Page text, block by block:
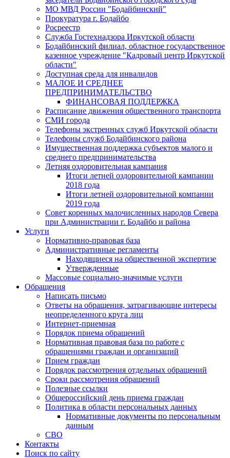
МО МВД России "Бодайбинский"
Прокуратура г. Бодайбо
Росреестр
Служба Гостехнадзора Иркутской области
Бодайбинский филиал, областное государственное
казенное учреждение "Кадровый центр Иркутской
области"
Доступная среда для инвалидов
МАЛОЕ И СРЕДНЕЕ
ПРЕДПРИНИМАТЕЛЬСТВО
ФИНАНСОВАЯ ПОДДЕРЖКА
Расписание движения общественного транспорта
СМИ города
Телефоны экстренных служб Иркутской области
Телефоны служб Бодайбинского района
Имущественная поддержка субъектов малого и
среднего предпринимательства
Летняя оздоровительная кампания
Итоги летней оздоровительной кампании
2018 года
Итоги летней оздоровительной компании
2019 года
Совет коренных малочисленных народов Севера
при Администрации г. Бодайбо и района
Услуги
Нормативно-правовая база
Административные регламенты
Находящиеся на общественной экспертизе
Утвержденные
Массовые социально-значимые услуги
Обращения
Написать письмо
Ответы на обращения, затрагивающие интересы
неопределенного круга лиц
Интернет-приемная
Порядок приема обращений
Нормативная правовая база по работе с
обращениями граждан и организаций
Прием граждан
Порядок рассмотрения отдельных обращений
Сроки рассмотрения обращений
Полезные ссылки
Общероссийский день приема граждан
Политика в области персональных данных
Нормативные документы по персональным
данным
СВО
Контакты
Поиск по сайту